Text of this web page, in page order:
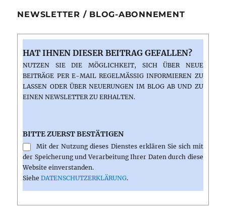
NEWSLETTER / BLOG-ABONNEMENT
HAT IHNEN DIESER BEITRAG GEFALLEN?
NUTZEN SIE DIE MÖGLICHKEIT, SICH ÜBER NEUE
BEITRÄGE PER E-MAIL REGELMÄSSIG INFORMIEREN ZU L
ASSEN ODER ÜBER NEUERUNGEN IM BLOG AB UND ZU E
INEN NEWSLETTER ZU ERHALTEN.
BITTE ZUERST BESTÄTIGEN
Mit der Nutzung dieses Dienstes erklären Sie sich mit
der Speicherung und Verarbeitung Ihrer Daten durch diese
Website einverstanden.
SieheDATENSCHUTZERKLÄRUNG.